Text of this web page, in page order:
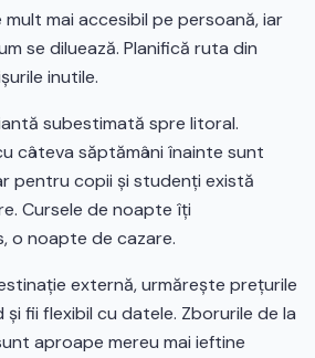
mai accesibil pe persoană, iar
se diluează. Planifică ruta din
inutile.
subestimată spre litoral.
câteva săptămâni înainte sunt
pentru copii și studenți există
Cursele de noapte îți
o noapte de cazare.
externă, urmărește prețurile
și fii flexibil cu datele. Zborurile de la
aproape mereu mai ieftine